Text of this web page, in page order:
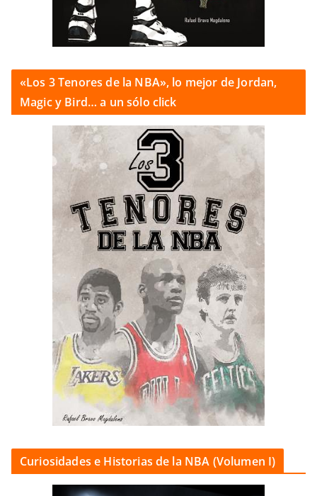
«Los 3 Tenores de la NBA», lo mejor de Jordan,
Magic y Bird… a un sólo click
Curiosidades e Historias de la NBA (Volumen I)